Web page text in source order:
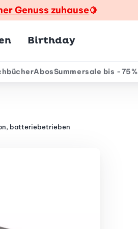
Genuss zuhause🍋
Birthday
AbosSummersale bis -75%
batteriebetrieben